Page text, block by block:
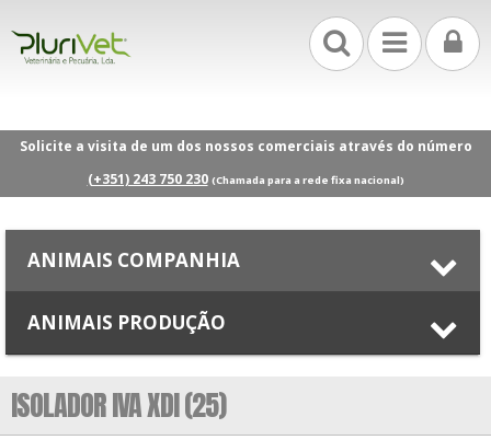
Solicite a visita de um dos nossos comerciais através do número
(+351) 243 750 230 (Chamada para a rede fixa nacional)
ANIMAIS COMPANHIA
ANIMAIS PRODUÇÃO
ISOLADOR IVA XDI (25)